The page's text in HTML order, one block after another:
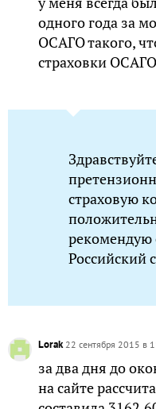
одного года за
ОСАГО такого,
страховки ОСАГО
страховую
рекомендую
Российский
Lorak 22 сентября 2015 в
за два дня до
на сайте